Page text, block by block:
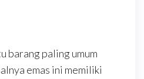
barang paling umum
emas ini memiliki